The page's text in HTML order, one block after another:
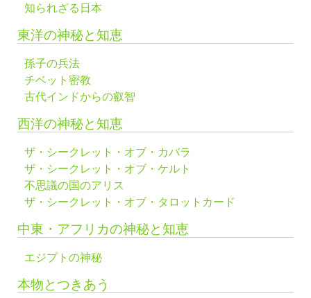
知られざる日本
東洋の神秘と知恵
孫子の兵法
チベット密教
古代インドからの叡智
西洋の神秘と知恵
ザ・シークレット・オブ・カバラ
ザ・シークレット・オブ・ケルト
不思議の国のアリス
ザ・シークレット・オブ・タロットカード
中東・アフリカの神秘と知恵
エジプトの神秘
本物とつきあう